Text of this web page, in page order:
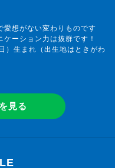
愛想がない変わりものです
ーション力は抜群です！
）生まれ（出生地はときがわ
見る